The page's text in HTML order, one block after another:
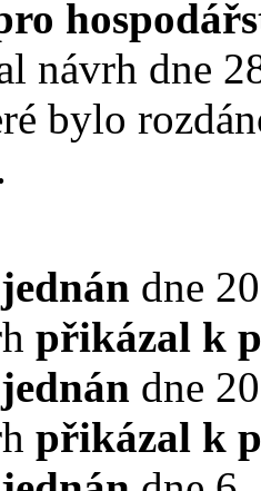
návrh dne
bylo
dne
přikázal k
dne
přikázal k